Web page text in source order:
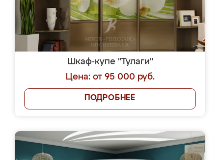
Шкаф-купе "Тулаги"
Цена: от 95 000 руб.
ПОДРОБНЕЕ